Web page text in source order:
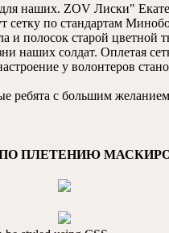
наших. ZOV Лиски"
сетку по стандартам
и полосок старой
наших солдат. Оплетая
у волонтеров
с большим
ПЛЕТЕНИЮ